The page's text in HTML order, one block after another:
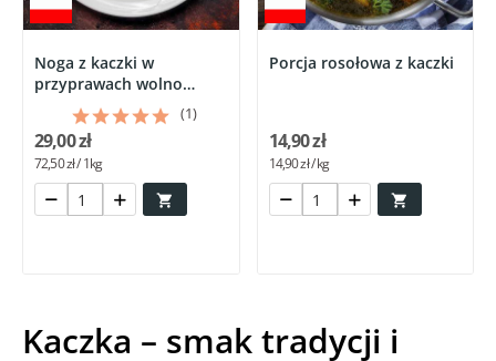
Noga z kaczki w
przyprawach wolno
gotowana Chef...
(1)

29,00 zł
72,50 zł / 1kg
Porcja rosołowa z kaczki

14,90 zł
14,90 zł / kg
Kaczka – smak tradycji i